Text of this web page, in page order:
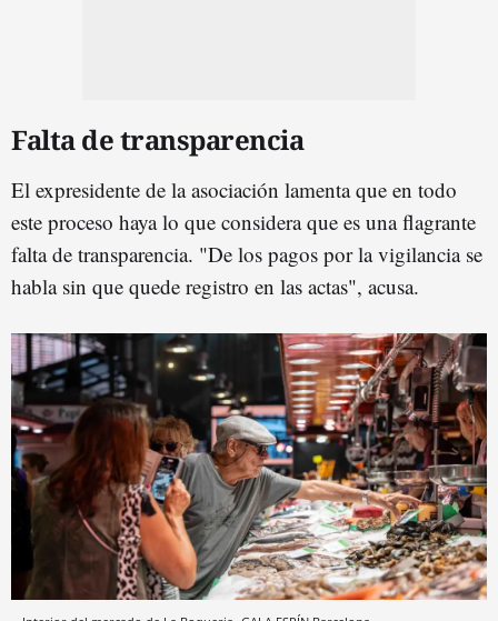
Falta de transparencia
El expresidente de la asociación lamenta que en todo
este proceso haya lo que considera que es una flagrante
falta de transparencia. "De los pagos por la vigilancia se
habla sin que quede registro en las actas", acusa.